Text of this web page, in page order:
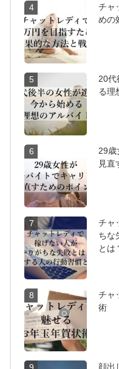
4
チャ
めの
5
20代
る理
6
29歳
見直
7
チャ
ちな
とは
8
チャ
術
9 顔出